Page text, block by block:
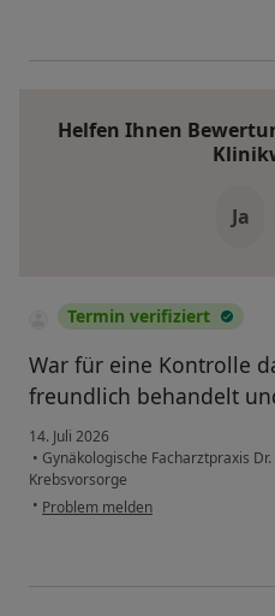
Helfen Ihnen
Ja
Termin verifiziert
War für eine Kontrolle
freundlich behandelt
14. Juli 2026
• Gynäkologische Facharztpraxis
Krebsvorsorge
• Problem melden